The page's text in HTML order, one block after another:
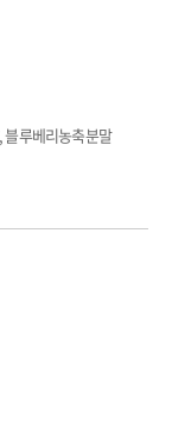
블루베리농축분말